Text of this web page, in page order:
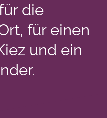
die
für einen
und ein